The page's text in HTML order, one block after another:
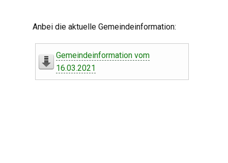
Leben in Oberdorf
Anbei die aktuelle Gemeindeinformation:
Gemeindeinformation vom
16.03.2021